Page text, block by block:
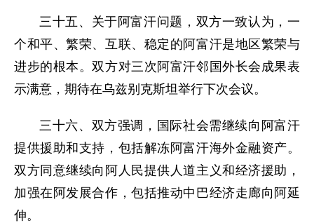
三十五、关于阿富汗问题，双方一致认为，一
个和平、繁荣、互联、稳定的阿富汗是地区繁荣与
进步的根本。双方对三次阿富汗邻国外长会成果表
示满意，期待在乌兹别克斯坦举行下次会议。
三十六、双方强调，国际社会需继续向阿富汗
提供援助和支持，包括解冻阿富汗海外金融资产。
双方同意继续向阿人民提供人道主义和经济援助，
加强在阿发展合作，包括推动中巴经济走廊向阿延
伸。